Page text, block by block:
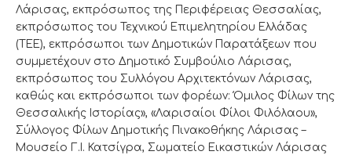
Λάρισας, εκπρόσωπος της Περιφέρειας Θεσσαλίας,
εκπρόσωπος του Τεχνικού Επιμελητηρίου Ελλάδας
(ΤΕΕ), εκπρόσωποι των Δημοτικών Παρατάξεων που
συμμετέχουν στο Δημοτικό Συμβούλιο Λάρισας,
εκπρόσωπος του Συλλόγου Αρχιτεκτόνων Λάρισας,
καθώς και εκπρόσωποι των φορέων: Όμιλος Φίλων της
Θεσσαλικής Ιστορίας», «Λαρισαίοι Φίλοι Φιλόλαου»,
Σύλλογος Φίλων Δημοτικής Πινακοθήκης Λάρισας –
Μουσείο Γ.Ι. Κατσίγρα, Σωματείο Εικαστικών Λάρισας